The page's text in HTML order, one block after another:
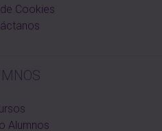
Cookies
Alumnos